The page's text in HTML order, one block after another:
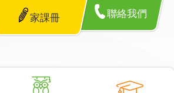
家課冊 聯絡我們